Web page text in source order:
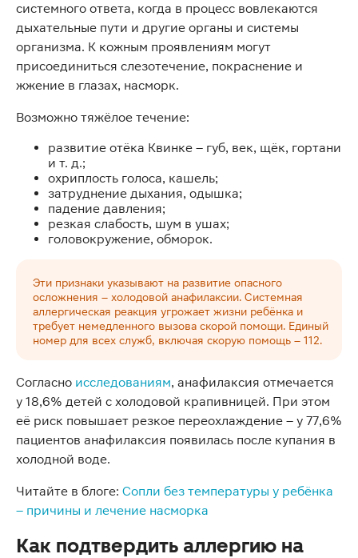
системного ответа, когда в процесс вовлекаются
дыхательные пути и другие органы и системы
организма. К кожным проявлениям могут
присоединиться слезотечение, покраснение и
жжение в глазах, насморк.
Возможно тяжёлое течение:
развитие отёка Квинке – губ, век, щёк, гортани
и т. д.;
охриплость голоса, кашель;
затруднение дыхания, одышка;
падение давления;
резкая слабость, шум в ушах;
головокружение, обморок.
Эти признаки указывают на развитие опасного
осложнения – холодовой анафилаксии. Системная
аллергическая реакция угрожает жизни ребёнка и
требует немедленного вызова скорой помощи. Единый
номер для всех служб, включая скорую помощь – 112.
Согласно исследованиям, анафилаксия отмечается
у 18,6% детей с холодовой крапивницей. При этом
её риск повышает резкое переохлаждение – у 77,6%
пациентов анафилаксия появилась после купания в
холодной воде.
Читайте в блоге: Сопли без температуры у ребёнка
– причины и лечение насморка
Как подтвердить аллергию на